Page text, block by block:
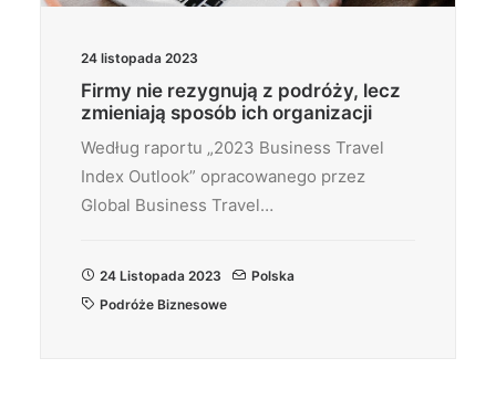
24 listopada 2023
Firmy nie rezygnują z podróży, lecz
zmieniają sposób ich organizacji
Według raportu „2023 Business Travel
Index Outlook” opracowanego przez
Global Business Travel…
24 Listopada 2023
Polska
Podróże Biznesowe